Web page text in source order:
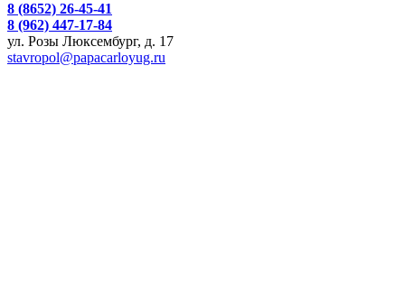
8 (8652) 26-45-41
8 (962) 447-17-84
ул. Розы Люксембург, д. 17
stavropol@papacarloyug.ru